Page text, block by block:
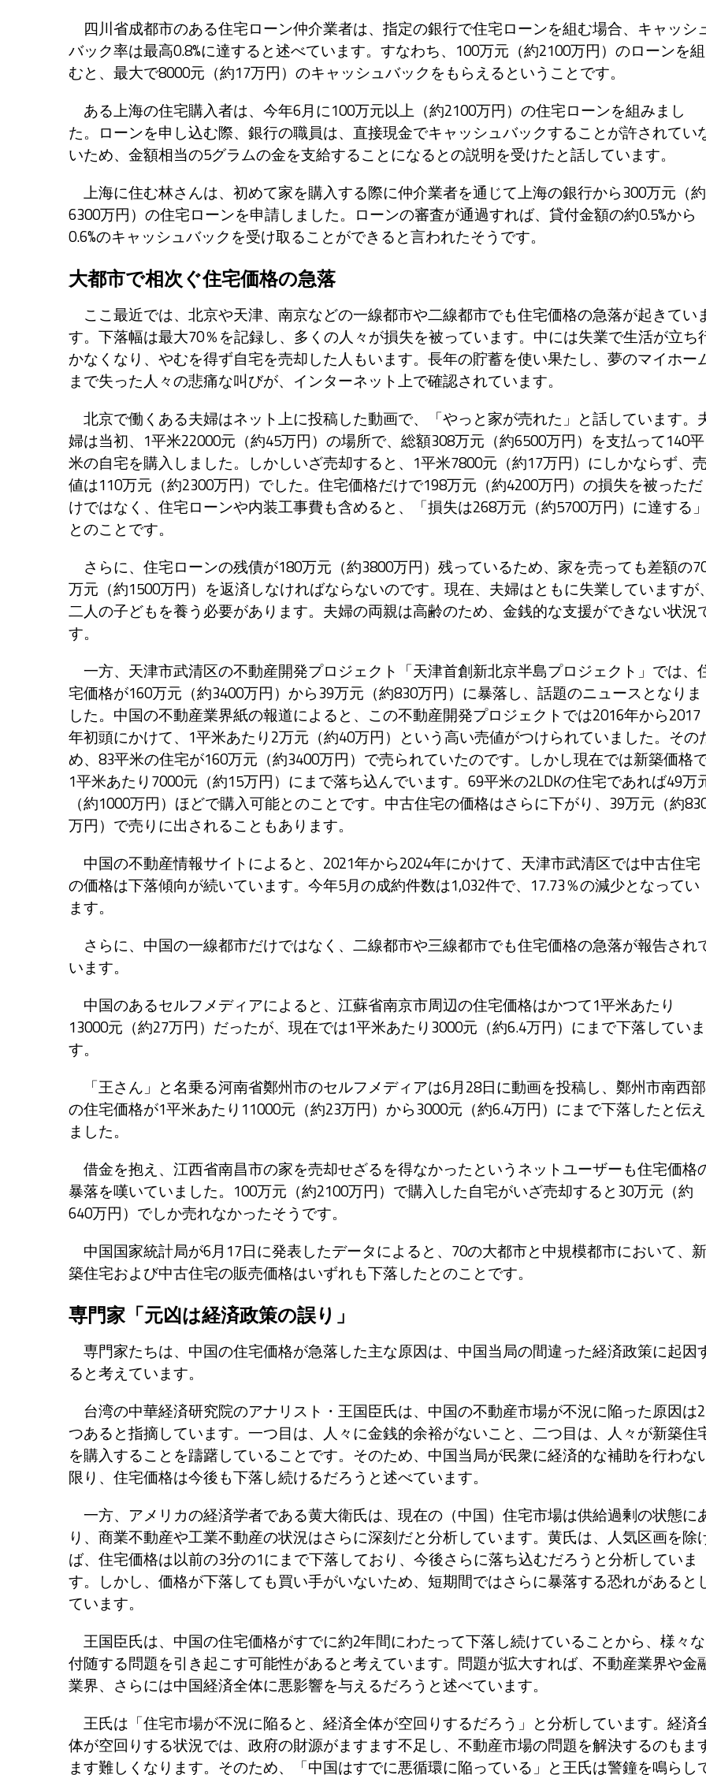
四川省成都市のある住宅ローン仲介業者は、指定の銀行で住宅ローンを組む場合、キャッシ
バック率は最高0.8%に達すると述べています。すなわち、100万元（約2100万円）のローンを組
むと、最大で8000元（約17万円）のキャッシュバックをもらえるということです。
ある上海の住宅購入者は、今年6月に100万元以上（約2100万円）の住宅ローンを組みまし
た。ローンを申し込む際、銀行の職員は、直接現金でキャッシュバックすることが許されてい
いため、金額相当の5グラムの金を支給することになるとの説明を受けたと話しています。
上海に住む林さんは、初めて家を購入する際に仲介業者を通じて上海の銀行から300万元（約
6300万円）の住宅ローンを申請しました。ローンの審査が通過すれば、貸付金額の約0.5%から
0.6%のキャッシュバックを受け取ることができると言われたそうです。
大都市で相次ぐ住宅価格の急落
ここ最近では、北京や天津、南京などの一線都市や二線都市でも住宅価格の急落が起きてい
す。下落幅は最大70％を記録し、多くの人々が損失を被っています。中には失業で生活が立ち
かなくなり、やむを得ず自宅を売却した人もいます。長年の貯蓄を使い果たし、夢のマイホー
まで失った人々の悲痛な叫びが、インターネット上で確認されています。
北京で働くある夫婦はネット上に投稿した動画で、「やっと家が売れた」と話しています。
婦は当初、1平米22000元（約45万円）の場所で、総額308万元（約6500万円）を支払って140平
米の自宅を購入しました。しかしいざ売却すると、1平米7800元（約17万円）にしかならず、売
値は110万元（約2300万円）でした。住宅価格だけで198万元（約4200万円）の損失を被っただ
けではなく、住宅ローンや内装工事費も含めると、「損失は268万元（約5700万円）に達する」
とのことです。
さらに、住宅ローンの残債が180万元（約3800万円）残っているため、家を売っても差額の
万元（約1500万円）を返済しなければならないのです。現在、夫婦はともに失業していますが、
二人の子どもを養う必要があります。夫婦の両親は高齢のため、金銭的な支援ができない状況
す。
一方、天津市武清区の不動産開発プロジェクト「天津首創新北京半島プロジェクト」では、
宅価格が160万元（約3400万円）から39万元（約830万円）に暴落し、話題のニュースとなりま
した。中国の不動産業界紙の報道によると、この不動産開発プロジェクトでは2016年から2017
年初頭にかけて、1平米あたり2万元（約40万円）という高い売値がつけられていました。その
め、83平米の住宅が160万元（約3400万円）で売られていたのです。しかし現在では新築価格
1平米あたり7000元（約15万円）にまで落ち込んでいます。69平米の2LDKの住宅であれば49万
（約1000万円）ほどで購入可能とのことです。中古住宅の価格はさらに下がり、39万元（約
万円）で売りに出されることもあります。
中国の不動産情報サイトによると、2021年から2024年にかけて、天津市武清区では中古住宅
の価格は下落傾向が続いています。今年5月の成約件数は1,032件で、17.73％の減少となってい
ます。
さらに、中国の一線都市だけではなく、二線都市や三線都市でも住宅価格の急落が報告され
います。
中国のあるセルフメディアによると、江蘇省南京市周辺の住宅価格はかつて1平米あたり
13000元（約27万円）だったが、現在では1平米あたり3000元（約6.4万円）にまで下落していま
す。
「王さん」と名乗る河南省鄭州市のセルフメディアは6月28日に動画を投稿し、鄭州市南西部
の住宅価格が1平米あたり11000元（約23万円）から3000元（約6.4万円）にまで下落したと伝え
ました。
借金を抱え、江西省南昌市の家を売却せざるを得なかったというネットユーザーも住宅価格
暴落を嘆いていました。100万元（約2100万円）で購入した自宅がいざ売却すると30万元（約
640万円）でしか売れなかったそうです。
中国国家統計局が6月17日に発表したデータによると、70の大都市と中規模都市において、新
築住宅および中古住宅の販売価格はいずれも下落したとのことです。
専門家「元凶は経済政策の誤り」
専門家たちは、中国の住宅価格が急落した主な原因は、中国当局の間違った経済政策に起因
ると考えています。
台湾の中華経済研究院のアナリスト・王国臣氏は、中国の不動産市場が不況に陥った原因は2
つあると指摘しています。一つ目は、人々に金銭的余裕がないこと、二つ目は、人々が新築住
を購入することを躊躇していることです。そのため、中国当局が民衆に経済的な補助を行わな
限り、住宅価格は今後も下落し続けるだろうと述べています。
一方、アメリカの経済学者である黄大衛氏は、現在の（中国）住宅市場は供給過剰の状態に
り、商業不動産や工業不動産の状況はさらに深刻だと分析しています。黄氏は、人気区画を除
ば、住宅価格は以前の3分の1にまで下落しており、今後さらに落ち込むだろうと分析していま
す。しかし、価格が下落しても買い手がいないため、短期間ではさらに暴落する恐れがあると
ています。
王国臣氏は、中国の住宅価格がすでに約2年間にわたって下落し続けていることから、様々な
付随する問題を引き起こす可能性があると考えています。問題が拡大すれば、不動産業界や金
業界、さらには中国経済全体に悪影響を与えるだろうと述べています。
王氏は「住宅市場が不況に陥ると、経済全体が空回りするだろう」と分析しています。経済
体が空回りする状況では、政府の財源がますます不足し、不動産市場の問題を解決するのもま
ます難しくなります。そのため、「中国はすでに悪循環に陥っている」と王氏は警鐘を鳴らし